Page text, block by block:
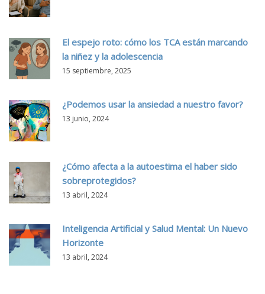
El espejo roto: cómo los TCA están marcando
la niñez y la adolescencia
15 septiembre, 2025
¿Podemos usar la ansiedad a nuestro favor?
13 junio, 2024
¿Cómo afecta a la autoestima el haber sido
sobreprotegidos?
13 abril, 2024
Inteligencia Artificial y Salud Mental: Un Nuevo
Horizonte
13 abril, 2024